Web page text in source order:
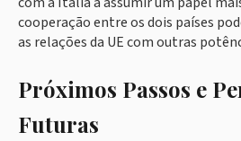
cooperação entre os dois países
as relações da UE com outras
Próximos Passos e
Futuras